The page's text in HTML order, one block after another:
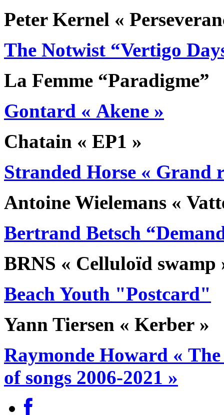
Peter Kernel «
The Notwist “Vertigo
La Femme “Paradigme”
Gontard « Akene »
Chatain « EP1 »
Stranded Horse « Grand
Antoine Wielemans «
Bertrand Betsch
BRNS « Celluloïd swamp
Beach Youth "Postcard"
Yann Tiersen « Kerber »
Raymonde Howard «
of songs 2006-2021 »